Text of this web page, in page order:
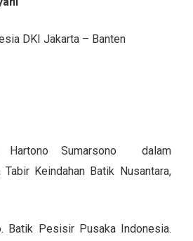
DKI Jakarta – Banten
Hartono Sumarsono dalam
Keindahan Batik Nusantara,
Batik Pesisir Pusaka Indonesia.